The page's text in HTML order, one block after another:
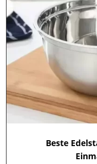
Beste